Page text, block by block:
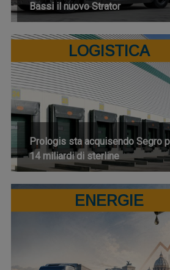
Bassi il nuovo Strator
LOGISTICA
Prologis sta acquisendo Segro
14 miliardi di sterline
ENERGIE